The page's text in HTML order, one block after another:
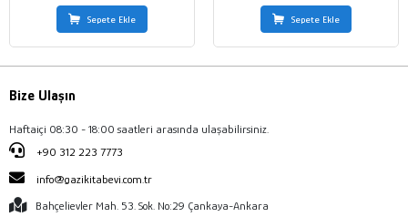
Sepete Ekle Sepete Ekle
Bize Ulaşın
Haftaiçi 08:30 - 18:00 saatleri arasında ulaşabilirsiniz.
+90 312 223 7773
info@gazikitabevi.com.tr
Bahçelievler Mah. 53. Sok. No:29 Çankaya-Ankara